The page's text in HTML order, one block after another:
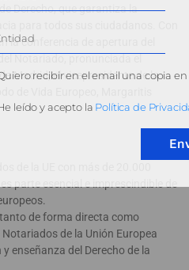
Derecho, que garantiza la
para todos sus ciudadanos. Con
la conferencia de apertura del
Notariado, pronunciada el
Madrid, el vicepresidente de la
de Vida Europeo, Margaritis
de la UE con más de 20.000
parte esencial e imprescindible de
de forma directa como
de la Unión Europea
enseñanza del Derecho de la
recibir en el email una copia
leído y acepto la Política de